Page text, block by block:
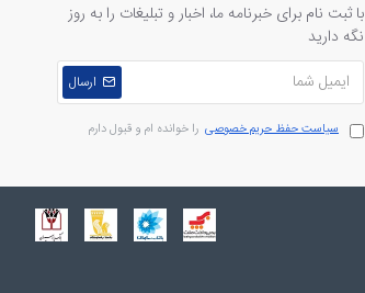
با ثبت نام برای خبرنامه ما، اخبار و تبلیغات را به روز
نگه دارید
ارسال
سیاست حفظ حریم خصوصی را خوانده ام و قبول دارم